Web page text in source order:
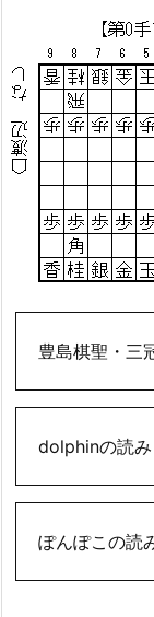
豊島棋聖・三
dolphinの読
ぽんぽこの